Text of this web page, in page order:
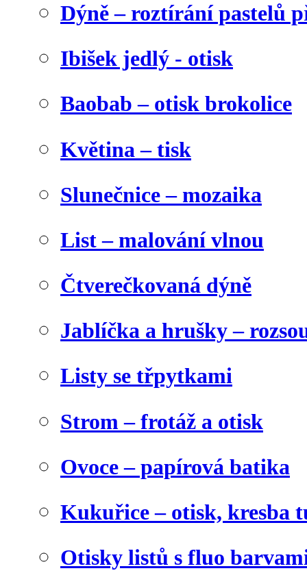
Dýně – roztírání pastelů
Ibišek jedlý - otisk
Baobab – otisk brokolice
Květina – tisk
Slunečnice – mozaika
List – malování vlnou
Čtverečkovaná dýně
Jablíčka a hrušky –
Listy se třpytkami
Strom – frotáž a otisk
Ovoce – papírová batika
Kukuřice – otisk, kresba
Otisky listů s fluo